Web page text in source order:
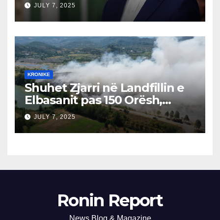
Përgjegjës
JULY 7, 2025
KRONIKE
Shuhet Zjarri në Landfillin e
Elbasanit pas 150 Orësh,
Fillon Vlerësimi i Dëmeve
JULY 7, 2025
Ronin Report